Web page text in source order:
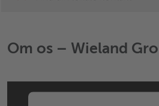
Om os – Wieland